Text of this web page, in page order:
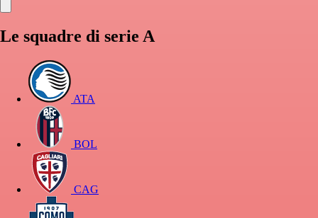
Le squadre di serie A
ATA
BOL
CAG